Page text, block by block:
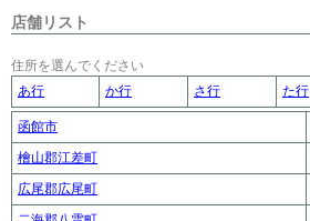
店舗リスト
住所を選んでください
あ行
か行 さ行 た行
函館市
檜山郡江差町
広尾郡広尾町